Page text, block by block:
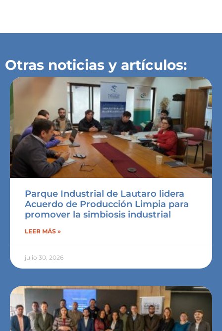
Otras noticias y artículos:
Parque Industrial de Lautaro lidera
Acuerdo de Producción Limpia para
promover la simbiosis industrial
LEER MÁS »
julio 30, 2026